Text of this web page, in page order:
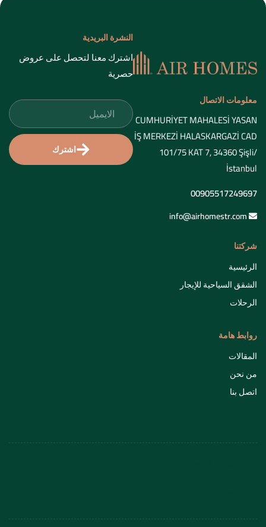
معلومات الاتصال
CUMHURİYET MAHALESİ YASAN
İŞ MERKEZİ HALASKARGAZİ CAD
101/75 KAT 7, 34360 Şişli/
İstanbul
00905517249697
info@airhomestr.com
شركتنا
الرئيسية
الشقق السياحية للإيجار
الرحلات
روابط هامة
المقالات
من نحن
اتصل بنا
النشرة البريدية
اشترك معنا لتحصل على عروض
حصرية
اشترك